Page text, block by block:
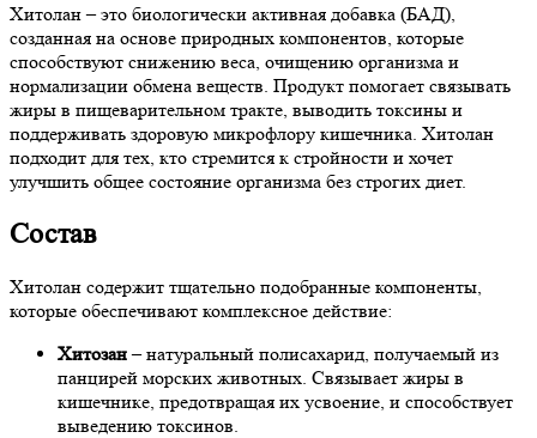
Хитолан – это биологически активная добавка (БАД),
созданная на основе природных компонентов, которые
способствуют снижению веса, очищению организма и
нормализации обмена веществ. Продукт помогает связывать
жиры в пищеварительном тракте, выводить токсины и
поддерживать здоровую микрофлору кишечника. Хитолан
подходит для тех, кто стремится к стройности и хочет
улучшить общее состояние организма без строгих диет.
Состав
Хитолан содержит тщательно подобранные компоненты,
которые обеспечивают комплексное действие:
Хитозан– натуральный полисахарид, получаемый из
панцирей морских животных. Связывает жиры в
кишечнике, предотвращая их усвоение, и способствует
выведению токсинов.